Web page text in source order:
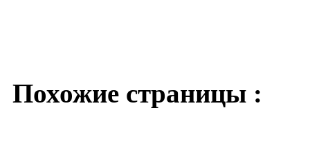
Похожие страницы :